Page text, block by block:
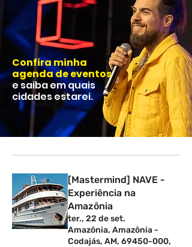
Confira minha
agenda de eventos
e saiba em quais
cidades estarei.
[Mastermind] NAVE -
Experiência na
Amazônia
ter., 22 de set.
Amazônia, Amazônia -
Codajás, AM, 69450-000,